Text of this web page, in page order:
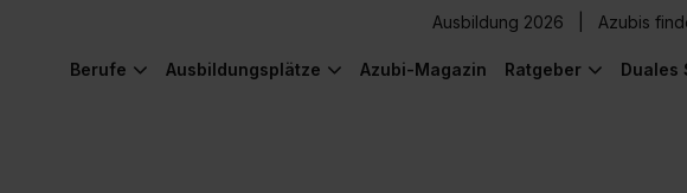
Ausbildung 2026 Azubis
Berufe Ausbildungsplätze Azubi-Magazin Ratgeber Duales